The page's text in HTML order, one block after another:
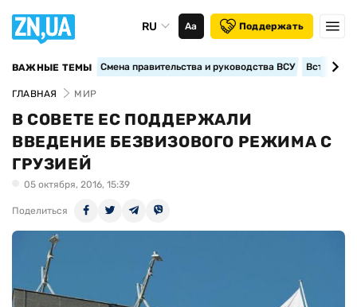
RU Аа Поддержать
ВАЖНЫЕ ТЕМЫ Смена правительства и руководства ВСУ
ГЛАВНАЯ МИР
В СОВЕТЕ ЕС ПОДДЕРЖАЛИ
ВВЕДЕНИЕ БЕЗВИЗОВОГО РЕЖИМА С
ГРУЗИЕЙ
05 октября, 2016, 15:39
Поделиться